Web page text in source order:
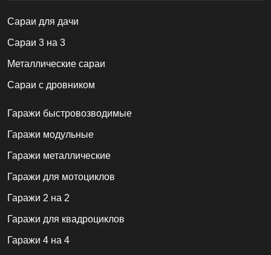
Cараи для дачи
Сараи 3 на 3
Металлические сараи
Сараи с дровником
Гаражи быстровозводимые
Гаражи модульные
Гаражи металлические
Гаражи для мотоциклов
Гаражи 2 на 2
Гаражи для квадроциклов
Гаражи 4 на 4